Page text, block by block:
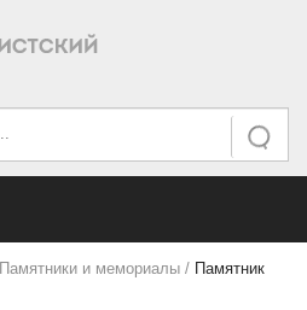
Искать
Памятники и мемориалы / Памятник